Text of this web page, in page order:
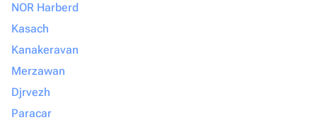
NOR Harberd
Kasach
Kanakeravan
Merzawan
Djrvezh
Paracar